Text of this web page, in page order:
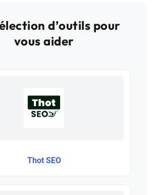
d’outils pour
vous aider
Thot SEO